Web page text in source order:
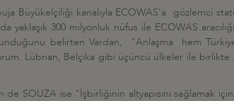
Büyükelçiliği kanalıyla ECOWAS'a gözlemci
yaklaşık 300 milyonluk nüfus ile ECOWAS
belirten Vardan, "Anlaşma hem
Lübnan, Belçika gibi üçüncü ülkeler ile
de SOUZA ise "İşbirliğinin altyapısını sağlamak